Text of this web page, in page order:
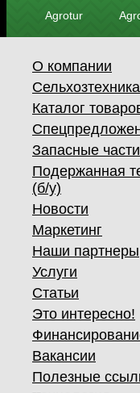
Agrotur
О компании
Сельхозтехника
Каталог
Запасные части
Подержанная
(б/у)
Новости
Маркетинг
Наши партнеры
Услуги
Статьи
Это интересно!
Вакансии
Полезные